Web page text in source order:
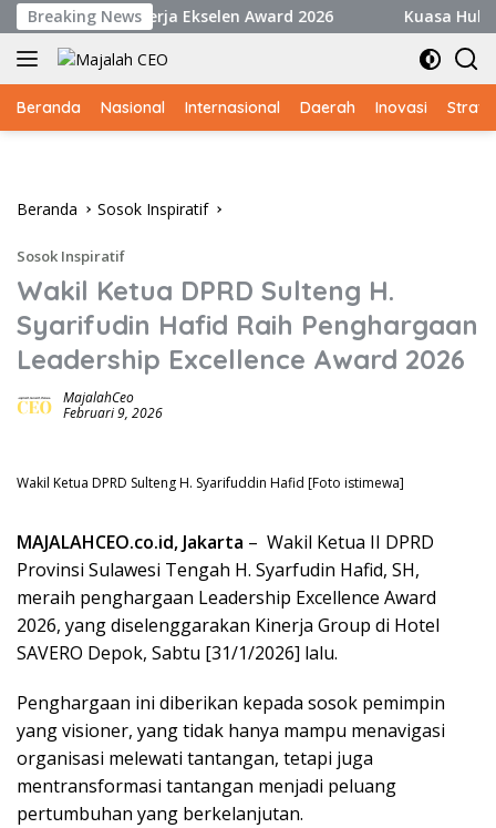
Langsung
ke
konten
Breaking News
Kinerja Ekselen Award 2026 Kuasa Hukum
Beranda Nasional Internasional Daerah Inovasi
Beranda Sosok Inspiratif
Sosok Inspiratif
Wakil Ketua DPRD Sulteng H.
Syarifudin Hafid Raih Penghargaan
Leadership Excellence Award 2026
MajalahCeo
Februari 9, 2026
Wakil Ketua DPRD Sulteng H. Syarifuddin Hafid [Foto istimewa]
MAJALAHCEO.co.id, Jakarta – Wakil Ketua II DPRD
Provinsi Sulawesi Tengah H. Syarfudin Hafid, SH,
meraih penghargaan Leadership Excellence Award
2026, yang diselenggarakan Kinerja Group di Hotel
SAVERO Depok, Sabtu [31/1/2026] lalu.
Penghargaan ini diberikan kepada sosok pemimpin
yang visioner, yang tidak hanya mampu menavigasi
organisasi melewati tantangan, tetapi juga
mentransformasi tantangan menjadi peluang
pertumbuhan yang berkelanjutan.